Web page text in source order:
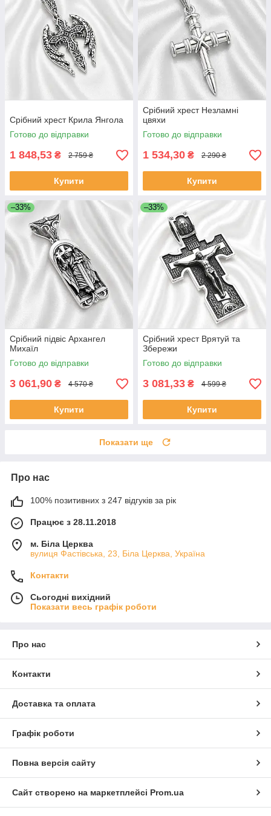
Срібний хрест Крила Янгола
Готово до відправки
1 848,53 ₴ 2 759 ₴
Купити
Срібний хрест Незламні
цвяхи
Готово до відправки
1 534,30 ₴ 2 290 ₴
Купити
–33%
Срібний підвіс Архангел
Михаїл
Готово до відправки
3 061,90 ₴ 4 570 ₴
Купити
–33%
Срібний хрест Врятуй та
Збережи
Готово до відправки
3 081,33 ₴ 4 599 ₴
Купити
Показати ще
Про нас
100% позитивних з 247 відгуків за рік
Працює з 28.11.2018
м. Біла Церква
вулиця Фастівська, 23, Біла Церква, Україна
Контакти
Сьогодні вихідний
Показати весь графік роботи
Про нас
Контакти
Доставка та оплата
Графік роботи
Повна версія сайту
Сайт створено на маркетплейсі Prom.ua